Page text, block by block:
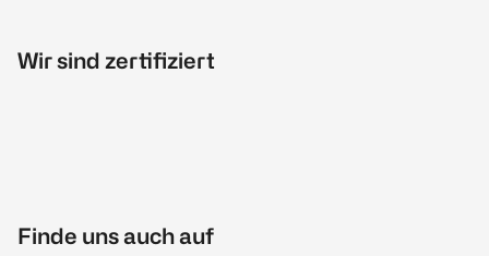
Wir sind zertifiziert
Finde uns auch auf